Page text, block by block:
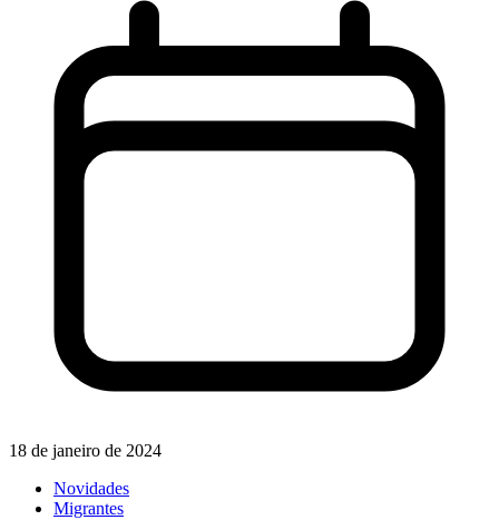
18 de janeiro de 2024
Novidades
Migrantes